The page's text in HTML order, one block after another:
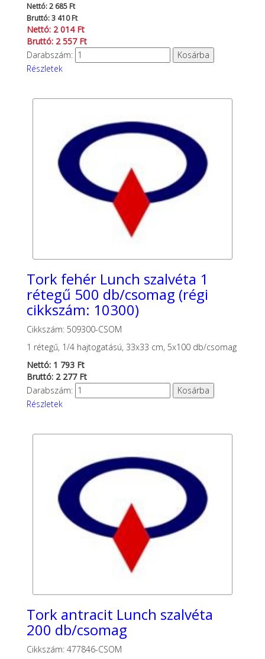
Nettó: 2 685 Ft
Bruttó: 3 410 Ft
Nettó: 2 014 Ft
Bruttó: 2 557 Ft
Darabszám:
Részletek
Tork fehér Lunch szalvéta 1
rétegű 500 db/csomag (régi
cikkszám: 10300)
Cikkszám: 509300-CSOM
1 rétegű, 1/4 hajtogatású, 33x33 cm, 5x100 db/csomag
Nettó: 1 793 Ft
Bruttó: 2 277 Ft
Darabszám:
Részletek
Tork antracit Lunch szalvéta
200 db/csomag
Cikkszám: 477846-CSOM